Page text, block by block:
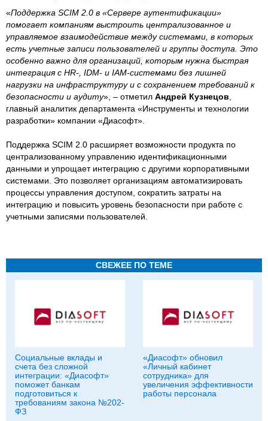
«Поддержка SCIM 2.0 в «Сервере аутентификации»
помогает компаниям выстроить централизованное и
управляемое взаимодействие между системами, в которых
есть учетные записи пользователей и группы доступа. Это
особенно важно для организаций, которым нужна быстрая
интеграция с HR-, IDM- и IAM-системами без лишней
нагрузки на инфраструктуру и с сохранением требований к
безопасности и аудиту», – отметил Андрей Кузнецов
главный аналитик департамента «Инструменты и технологии
разработки» компании «Диасофт».
Поддержка SCIM 2.0 расширяет возможности продукта по
централизованному управлению идентификационными
данными и упрощает интеграцию с другими корпоративными
системами. Это позволяет организациям автоматизировать
процессы управления доступом, сократить затраты на
интеграцию и повысить уровень безопасности при работе с
учетными записями пользователей.
СВЕЖЕЕ ПО ТЕМЕ
Социальные вклады и
счета без сложной
интеграции: «Диасофт»
поможет банкам
подготовиться к
требованиям закона №202-
ФЗ
«Диасофт» обновил
«Личный кабинет
сотрудника» для
увеличения эффективности
работы персонала